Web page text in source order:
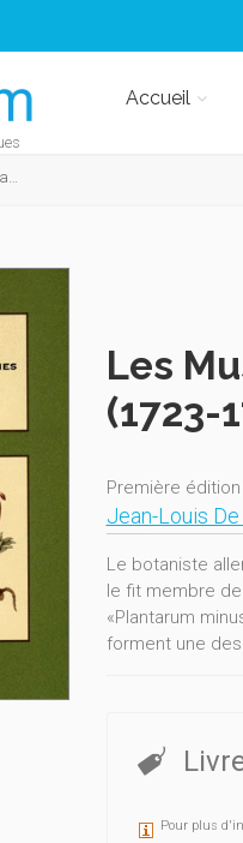
Accueil
Les
(1723-
Première édition
Jean-Louis
Le botaniste
le fit membre
«Plantarum
forment une
Pour plus